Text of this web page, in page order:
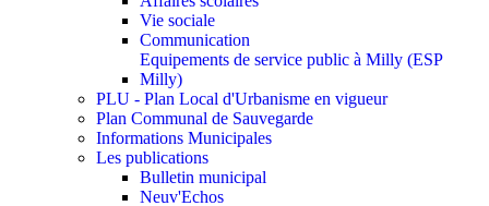
Vie sociale
Communication
Equipements de service public à Milly (ESP
Milly)
PLU - Plan Local d'Urbanisme en vigueur
Plan Communal de Sauvegarde
Informations Municipales
Les publications
Bulletin municipal
Neuv'Echos